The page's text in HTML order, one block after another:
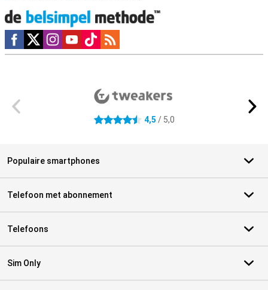
Social media
4.5 sterren 4,5 / 5,0
Populaire smartphones
Telefoon met abonnement
Telefoons
Sim Only